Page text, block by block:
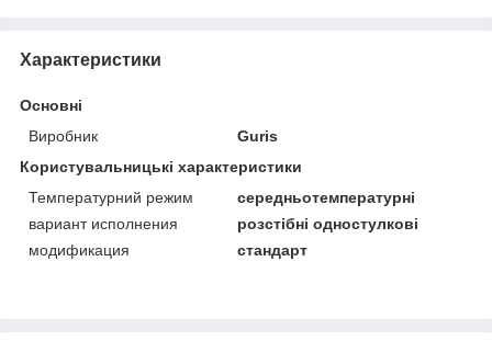
Характеристики
Основні
Виробник
Guris
Користувальницькі характеристики
Температурний режим
середньотемпературні
вариант исполнения
розстібні одностулкові
модификация
стандарт